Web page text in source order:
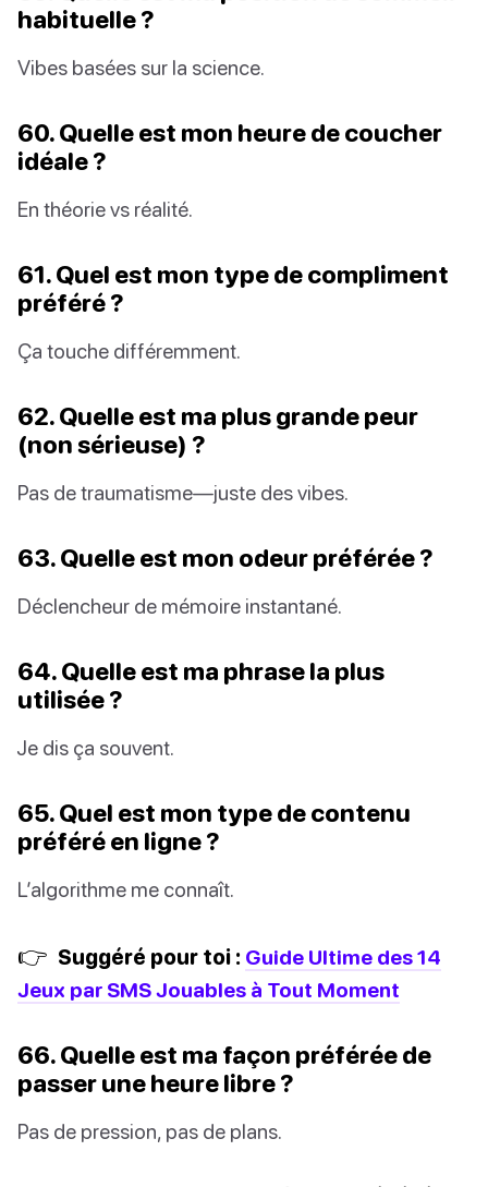
habituelle ?
Vibes basées sur la science.
60. Quelle est mon heure de coucher
idéale ?
En théorie vs réalité.
61. Quel est mon type de compliment
préféré ?
Ça touche différemment.
62. Quelle est ma plus grande peur
(non sérieuse) ?
Pas de traumatisme—juste des vibes.
63. Quelle est mon odeur préférée ?
Déclencheur de mémoire instantané.
64. Quelle est ma phrase la plus
utilisée ?
Je dis ça souvent.
65. Quel est mon type de contenu
préféré en ligne ?
L’algorithme me connaît.
👉 Suggéré pour toi : Guide Ultime des 14
Jeux par SMS Jouables à Tout Moment
66. Quelle est ma façon préférée de
passer une heure libre ?
Pas de pression, pas de plans.